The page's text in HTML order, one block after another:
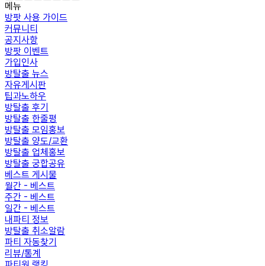
메뉴
방팟 사용 가이드
커뮤니티
공지사항
방팟 이벤트
가입인사
방탈출 뉴스
자유게시판
팁과노하우
방탈출 후기
방탈출 한줄평
방탈출 모임홍보
방탈출 양도/교환
방탈출 업체홍보
방탈출 궁합공유
베스트 게시물
월간 - 베스트
주간 - 베스트
일간 - 베스트
내파티 정보
방탈출 취소알람
파티 자동찾기
리뷰/통계